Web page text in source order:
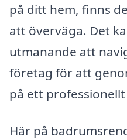
på ditt hem, finns
att överväga. Det
utmanande att
företag för att
på ett
Här på